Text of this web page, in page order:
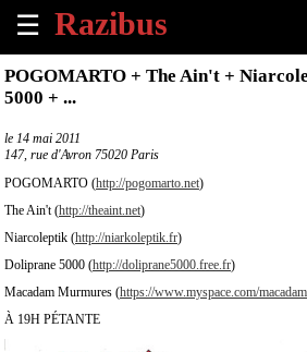
☰
×
Accueil
Tous
les
évènements
à
venir
Annoncer
évènement
POGOMARTO + The Ain't +
5000 + ...
le 14 mai 2011
147, rue d'Avron 75020 Paris
POGOMARTO (http://pogomarto.net)
The Ain't (http://theaint.net)
Niarcoleptik (http://niarkoleptik.fr)
Doliprane 5000 (http://doliprane5000.free.fr)
Macadam Murmures (https://www.myspace.com/
À 19H PÉTANTE